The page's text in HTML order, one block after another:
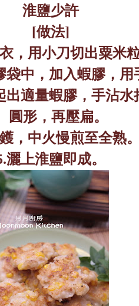
淮鹽少許
[做法]
，用小刀切出粟米粒
中，加入蝦膠，用
出適量蝦膠，手沾水
圓形，再壓扁。
，中火慢煎至全熟。
灑上淮鹽即成。